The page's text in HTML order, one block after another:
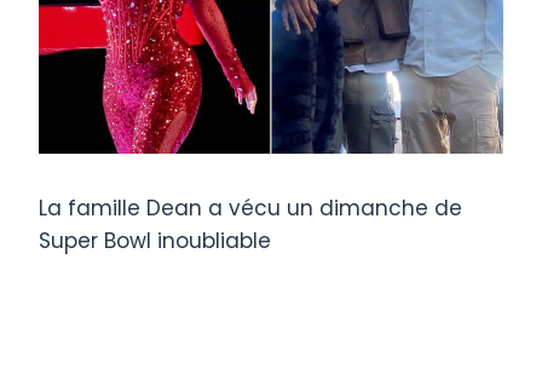
La famille Dean a vécu un dimanche de
Super Bowl inoubliable